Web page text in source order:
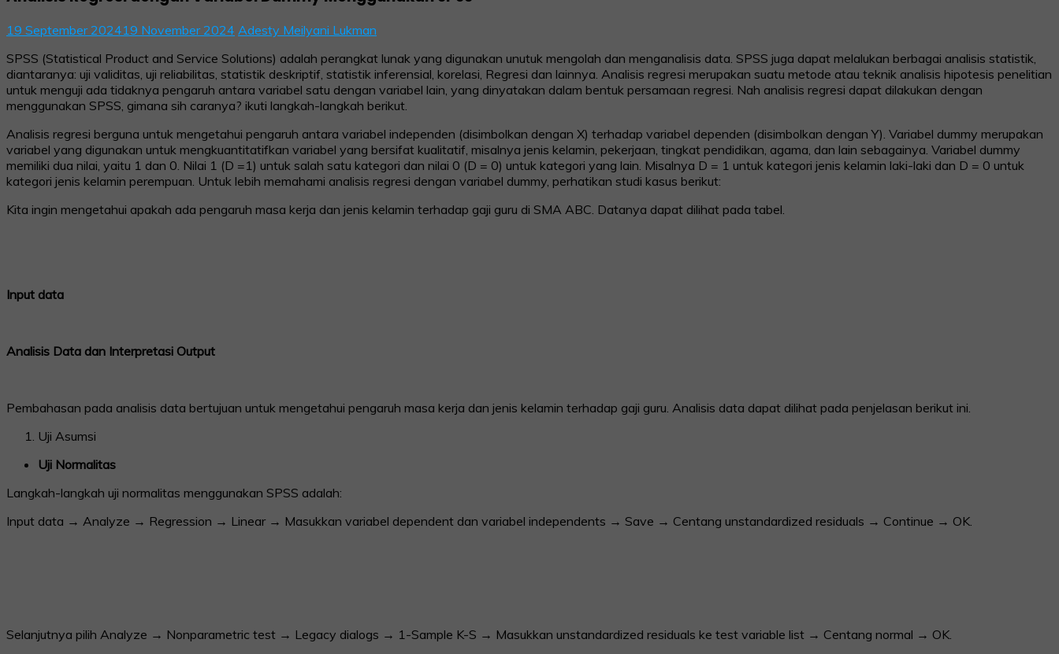
19 September 202419 November 2024 Adesty Meilyani Lukman
SPSS (Statistical Product and Service Solutions) adalah perangkat lunak yang digunakan unutuk mengolah dan menganalisis data. SPSS juga dapat melalukan berbagai analisis statistik,
diantaranya: uji validitas, uji reliabilitas, statistik deskriptif, statistik inferensial, korelasi, Regresi dan lainnya. Analisis regresi merupakan suatu metode atau teknik analisis hipotesis penelitian
untuk menguji ada tidaknya pengaruh antara variabel satu dengan variabel lain, yang dinyatakan dalam bentuk persamaan regresi. Nah analisis regresi dapat dilakukan dengan
menggunakan SPSS, gimana sih caranya? ikuti langkah-langkah berikut.
Analisis regresi berguna untuk mengetahui pengaruh antara variabel independen (disimbolkan dengan X) terhadap variabel dependen (disimbolkan dengan Y). Variabel dummy merupakan
variabel yang digunakan untuk mengkuantitatifkan variabel yang bersifat kualitatif, misalnya jenis kelamin, pekerjaan, tingkat pendidikan, agama, dan lain sebagainya. Variabel dummy
memiliki dua nilai, yaitu 1 dan 0. Nilai 1 (D =1) untuk salah satu kategori dan nilai 0 (D = 0) untuk kategori yang lain. Misalnya D = 1 untuk kategori jenis kelamin laki-laki dan D = 0 untuk
kategori jenis kelamin perempuan. Untuk lebih memahami analisis regresi dengan variabel dummy, perhatikan studi kasus berikut:
Kita ingin mengetahui apakah ada pengaruh masa kerja dan jenis kelamin terhadap gaji guru di SMA ABC. Datanya dapat dilihat pada tabel.
Input data
Analisis Data dan Interpretasi Output
Pembahasan pada analisis data bertujuan untuk mengetahui pengaruh masa kerja dan jenis kelamin terhadap gaji guru. Analisis data dapat dilihat pada penjelasan berikut ini.
Uji Asumsi
Uji Normalitas
Langkah-langkah uji normalitas menggunakan SPSS adalah:
Input data → Analyze → Regression → Linear → Masukkan variabel dependent dan variabel independents → Save → Centang unstandardized residuals → Continue → OK.
Selanjutnya pilih Analyze → Nonparametric test → Legacy dialogs → 1-Sample K-S → Masukkan unstandardized residuals ke test variable list → Centang normal → OK.